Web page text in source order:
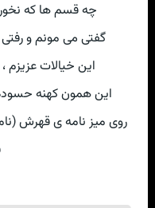
چه قسم ها که
گفتی می مونم و
این خیالات
این همون کهنه
روی میز نامه ی قهرش